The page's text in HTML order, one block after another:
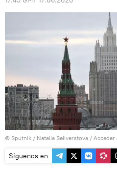
© Sputnik / Natalia Seliverstova /
Síguenos en